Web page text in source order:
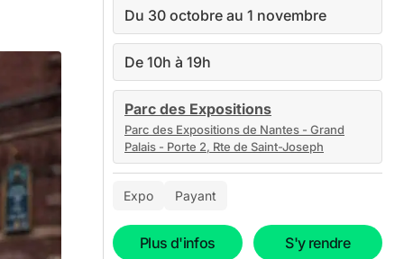
Du 30 octobre au 1 novembre
De 10h à 19h
Parc des Expositions
Parc des Expositions de Nantes - Grand
Palais - Porte 2, Rte de Saint-Joseph
Expo Payant
Plus d'infos S'y rendre